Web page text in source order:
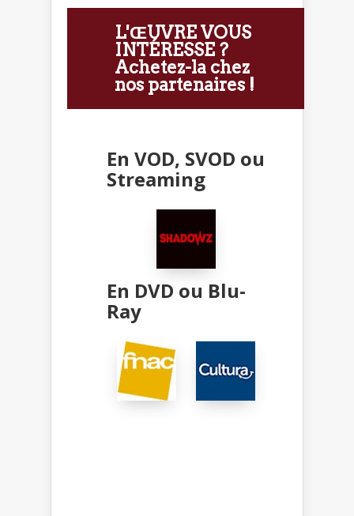
L'ŒUVRE VOUS
INTÉRESSE ?
Achetez-la chez
nos partenaires !
En VOD, SVOD ou
Streaming
En DVD ou Blu-
Ray